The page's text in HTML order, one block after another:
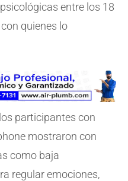
entre los 18
quienes lo
participantes con
mostraron con
como baja
regular emociones,